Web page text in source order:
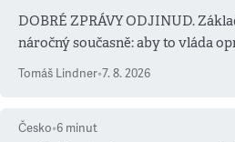
DOBRÉ ZPRÁVY ODJINUD.
náročný současně: aby to vláda
prioritu
Tomáš Lindner•7. 8. 2026
Česko•6 minut